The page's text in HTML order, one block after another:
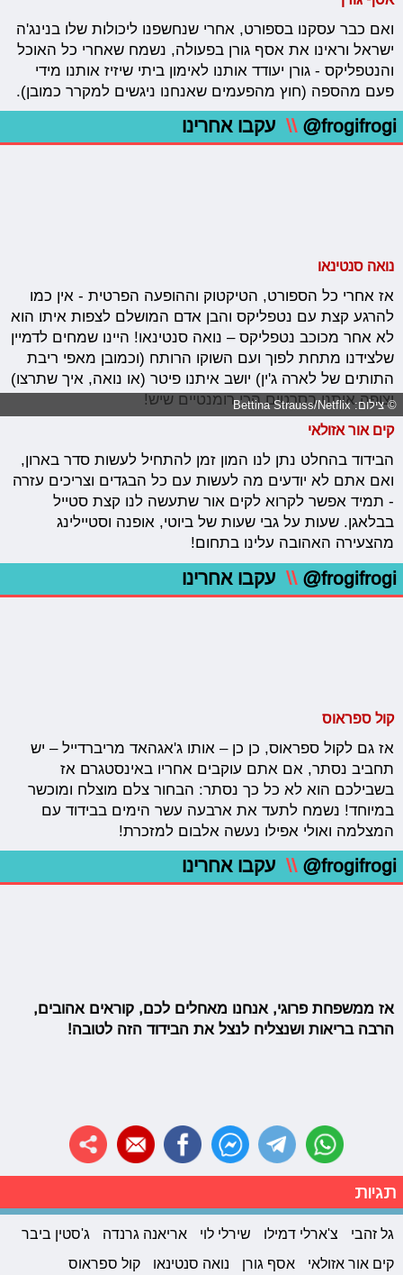
ואם כבר עסקנו בספורט, אחרי שנחשפנו ליכולות שלו בנינג'ה
ישראל וראינו את אסף גורן בפעולה, נשמח שאחרי כל האוכל
והנטפליקס - גורן יעודד אותנו לאימון ביתי שיזיז אותנו מידי
פעם מהספה (חוץ מהפעמים שאנחנו ניגשים למקרר כמובן).
@frogifrogi
\\ עקבו אחרינו
נואה סנטינאו
אז אחרי כל הספורט, הטיקטוק וההופעה הפרטית - אין כמו
להרגע קצת עם נטפליקס והבן אדם המושלם לצפות איתו הוא
לא אחר מכוכב נטפליקס – נואה סנטינאו! היינו שמחים לדמיין
שלצידנו מתחת לפוך ועם השוקו הרותח (וכמובן מאפי ריבת
התותים של לארה ג'ין) יושב איתנו פיטר (או נואה, איך שתרצו)
וצופה איתנו בסרטים הכי רומנטיים שיש!
© צילום: Bettina Strauss/Netflix
קים אור אזולאי
הבידוד בהחלט נתן לנו המון זמן להתחיל לעשות סדר בארון,
ואם אתם לא יודעים מה לעשות עם כל הבגדים וצריכים עזרה
- תמיד אפשר לקרוא לקים אור שתעשה לנו קצת סטייל
בבלאגן. שעות על גבי שעות של ביוטי, אופנה וסטיילינג
מהצעירה האהובה עלינו בתחום!
@frogifrogi
\\ עקבו אחרינו
קול ספראוס
אז גם לקול ספראוס, כן כן – אותו ג'אגהאד מריברדייל – יש
תחביב נסתר, אם אתם עוקבים אחריו באינסטגרם אז
בשבילכם הוא לא כל כך נסתר: הבחור צלם מוצלח ומוכשר
במיוחד! נשמח לתעד את ארבעה עשר הימים בבידוד עם
המצלמה ואולי אפילו נעשה אלבום למזכרת!
@frogifrogi
\\ עקבו אחרינו
אז ממשפחת פרוגי, אנחנו מאחלים לכם, קוראים אהובים,
הרבה בריאות ושנצליח לנצל את הבידוד הזה לטובה!
תגיות
גל זהבי צ'ארלי דמילו שירלי לוי אריאנה גרנדה
ג'סטין ביבר
קים אור אזולאי
אסף גורן נואה סנטינאו קול ספראוס